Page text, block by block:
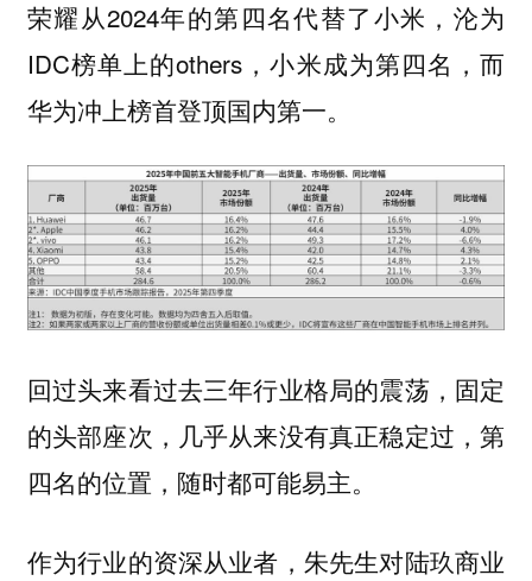
荣耀从2024年的第四名代替了小米，沦为
IDC榜单上的others，小米成为第四名，而
华为冲上榜首登顶国内第一。
回过头来看过去三年行业格局的震荡，固定
的头部座次，几乎从来没有真正稳定过，第
四名的位置，随时都可能易主。
作为行业的资深从业者，朱先生对陆玖商业